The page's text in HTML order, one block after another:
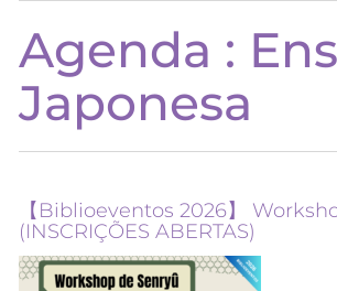
Agenda :
Japonesa
【Biblioeventos 2026】
(INSCRIÇÕES ABERTAS)